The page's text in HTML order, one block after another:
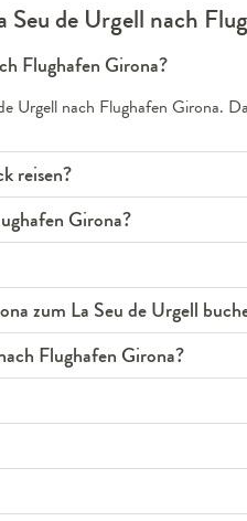
Seu de Urgell nach
Flughafen Girona?
Urgell nach Flughafen Girona.
reisen?
Girona?
zum La Seu de Urgell
Flughafen Girona?